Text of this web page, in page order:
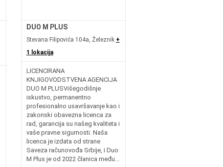
DUO M PLUS
Stevana Filipovića 104a, Železnik +
1 lokacija
LICENCIRANA
KNJIGOVODSTVENA AGENCIJA
DUO M PLUSVišegodišnje
iskustvo, permanentno
profesionalno usavršavanje kao i
zakonski obavezna licenca za
rad, garancija su našeg kvaliteta i
vaše pravne sigurnosti. Naša
licenca je izdata od strane
Saveza računovođa Srbije, i Duo
M Plus je od 2022 članica među...